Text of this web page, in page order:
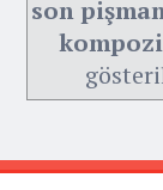
son